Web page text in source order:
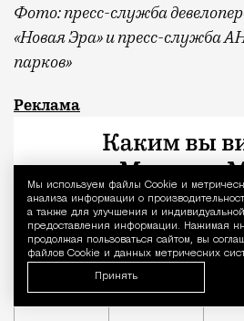
Мы используем файлы Сookie и
анализа информации о
а также для улучшения и
предоставления информации. Нажимая
продолжая пользоваться сайтом, вы
файлов Cookie и данных метрических
Принять
Фото:пресс-служба
«Новая Эра» и пресс-служба
парков»
Отпуск в этом году у меня
Реклама
квартал «КОД Сокольники»